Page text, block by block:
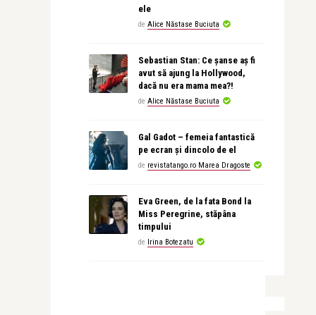
ele
de Alice Năstase Buciuta
Sebastian Stan: Ce șanse aș fi
avut să ajung la Hollywood,
dacă nu era mama mea?!
de Alice Năstase Buciuta
Gal Gadot – femeia fantastică
pe ecran și dincolo de el
de revistatango.ro Marea Dragoste
Eva Green, de la fata Bond la
Miss Peregrine, stăpâna
timpului
de Irina Botezatu